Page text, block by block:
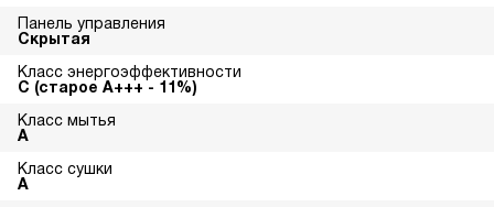
Панель управления
Скрытая
Класс энергоэффективности
С (старое А+++ - 11%)
Класс мытья
A
Класс сушки
A